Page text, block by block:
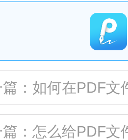
篇：如何在PDF
：怎么给PDF文